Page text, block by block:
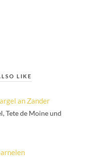
LIKE
Tete de Moine und